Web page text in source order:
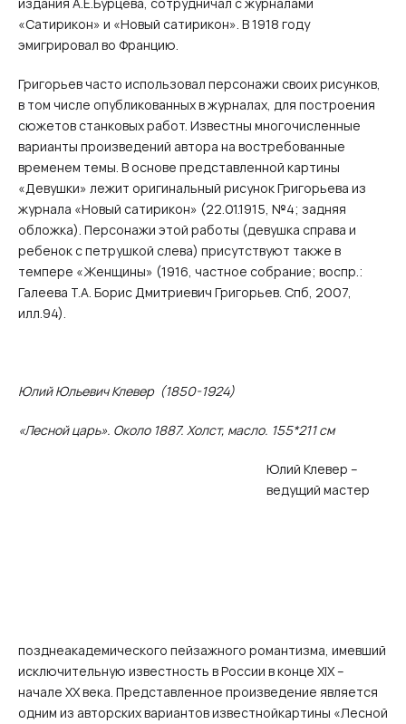
«Сатирикон» и «Новый сатирикон». В 1918 году
эмигрировал во Францию.
Григорьев часто использовал персонажи своих рисунков,
в том числе опубликованных в журналах, для построения
сюжетов станковых работ. Известны многочисленные
варианты произведений автора на востребованные
временем темы. В основе представленной картины
«Девушки» лежит оригинальный рисунок Григорьева из
журнала «Новый сатирикон» (22.01.1915, №4; задняя
обложка). Персонажи этой работы (девушка справа и
ребенок с петрушкой слева) присутствуют также в
темпере «Женщины» (1916, частное собрание; воспр.:
Галеева Т.А. Борис Дмитриевич Григорьев. Спб, 2007,
илл.94).
Юлий Юльевич Клевер (1850-1924)
«Лесной царь». Около 1887. Холст, масло. 155*211 см
Юлий Клевер –
ведущий мастер
позднеакадемического пейзажного романтизма, имевший
исключительную известность в России в конце XIX –
начале XX века. Представленное произведение является
одним из авторских вариантов известнойкартины «Лесной